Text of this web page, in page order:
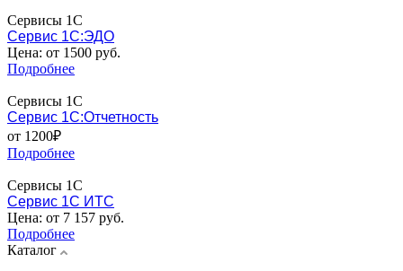
Сервисы 1С
Сервис 1С:ЭДО
Цена: от 1500 руб.
Подробнее
Сервисы 1С
Сервис 1С:Отчетность
от 1200₽
Подробнее
Сервисы 1С
Сервис 1С ИТС
Цена: от 7 157 руб.
Подробнее
Каталог